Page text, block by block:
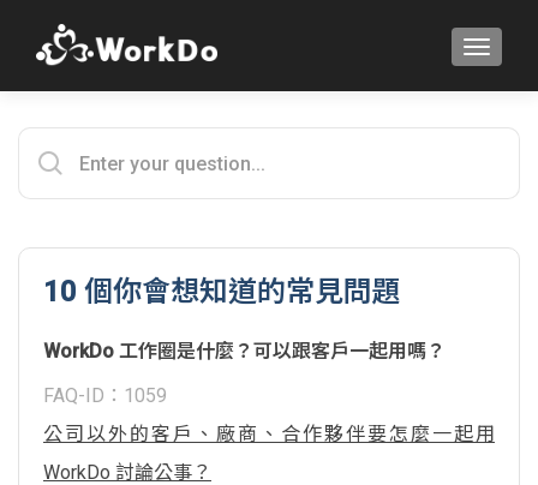
10 個你會想知道的常見問題
WorkDo 工作圈是什麼？可以跟客戶一起用嗎？
FAQ-ID：1059
公司以外的客戶、廠商、合作夥伴要怎麼一起用
WorkDo 討論公事？